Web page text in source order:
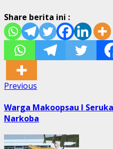
Share berita ini :
Post
navigation
Previous
Warga Makoopsau l
Narkoba